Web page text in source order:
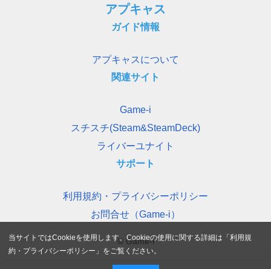
アプキャス
ガイド情報
アプキャスについて
関連サイト
Game-i
スチスチ(Steam&SteamDeck)
ライバーユナイト
サポート
利用規約・プライバシーポリシー
お問合せ（Game-i）
© Game-i
当サイトではCookieを使用します。Cookieの使用に関する詳細は「利用規
約・プライバシーポリシー 」をご覧ください。